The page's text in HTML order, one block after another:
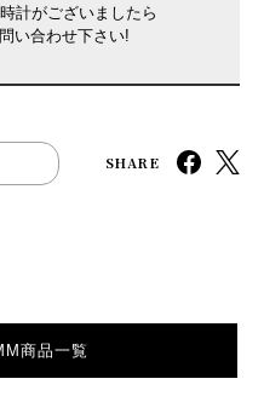
計がございましたら
い合わせ下さい!
SHARE
商品一覧